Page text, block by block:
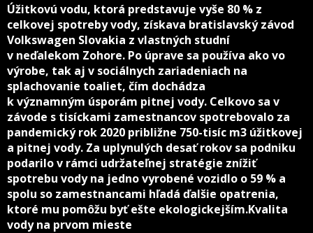
Úžitkovú vodu, ktorá predstavuje vyše 80 % z
celkovej spotreby vody, získava bratislavský závod
Volkswagen Slovakia z vlastných studní
v neďalekom Zohore. Po úprave sa používa ako vo
výrobe, tak aj v sociálnych zariadeniach na
splachovanie toaliet, čím dochádza
k významným úsporám pitnej vody. Celkovo sa v
závode s tisíckami zamestnancov spotrebovalo za
pandemický rok 2020 približne 750-tisíc m3 úžitkovej
a pitnej vody. Za uplynulých desať rokov sa podniku
podarilo v rámci udržateľnej stratégie znížiť
spotrebu vody na jedno vyrobené vozidlo o 59 % a
spolu so zamestnancami hľadá ďalšie opatrenia,
ktoré mu pomôžu byť ešte ekologickejším.Kvalita
vody na prvom mieste